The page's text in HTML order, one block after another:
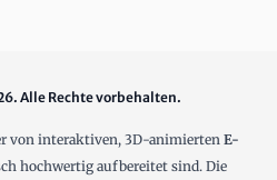
Alle Rechte vorbehalten.
von interaktiven, 3D-animierten E-
hochwertig aufbereitet sind. Die